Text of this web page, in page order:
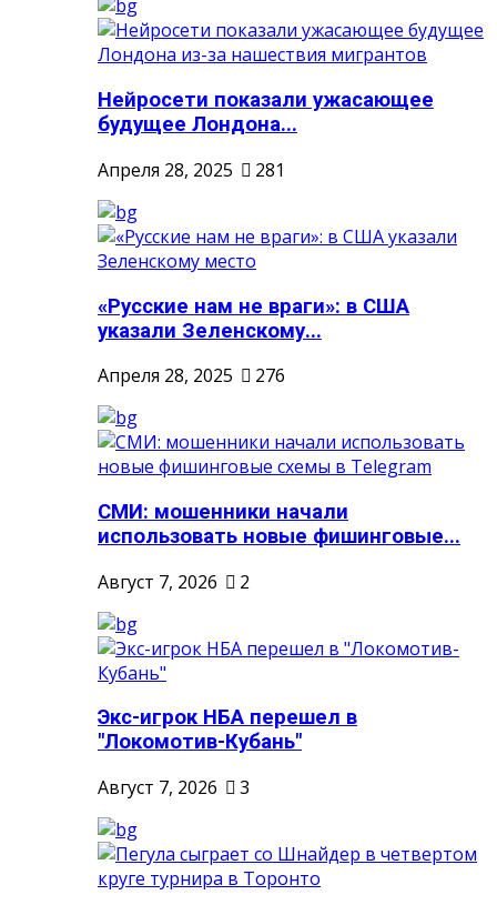
Нейросети показали ужасающее
будущее Лондона...
Апреля 28, 2025
281
«Русские нам не враги»: в США
указали Зеленскому...
Апреля 28, 2025
276
СМИ: мошенники начали
использовать новые фишинговые...
Август 7, 2026
2
Экс-игрок НБА перешел в
"Локомотив-Кубань"
Август 7, 2026
3